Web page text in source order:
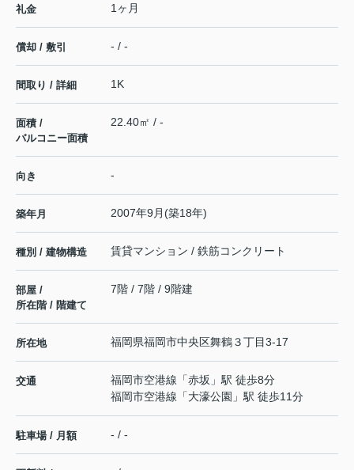
礼金 1ヶ月
償却 / 敷引 - / -
間取り / 詳細 1K
面積 /
バルコニー面積
22.40㎡ / -
向き -
築年月 2007年9月(築18年)
種別 / 建物構造 賃貸マンション / 鉄筋コンクリート
部屋 /
所在階 / 階建て
7階 / 7階 / 9階建
所在地 福岡県福岡市中央区舞鶴３丁目3-17
交通 福岡市空港線 「赤坂 」駅 徒歩8分
福岡市空港線 「大濠公園 」駅 徒歩11分
駐車場 / 月額 - / -